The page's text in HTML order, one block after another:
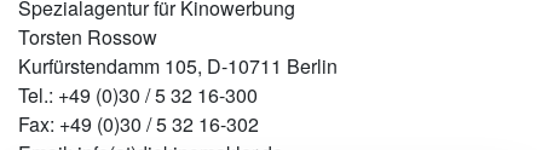
Spezialagentur für Kinowerbung
Torsten Rossow
Kurfürstendamm 105, D-10711 Berlin
Tel.: +49 (0)30 / 5 32 16-300
Fax: +49 (0)30 / 5 32 16-302